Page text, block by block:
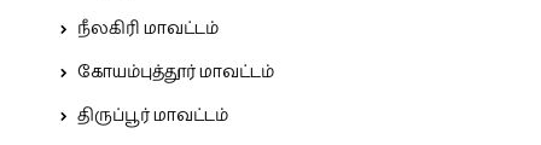
நீலகிரி மாவட்டம்
கோயம்புத்தூர் மாவட்டம்
திருப்பூர் மாவட்டம்